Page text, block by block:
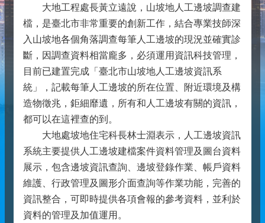
大地工程處長黃立遠說，山坡地人工邊坡調查建
檔，是臺北市非常重要的創新工作，結合專業技師深
入山坡地各個角落調查每筆人工邊坡的現況並確實診
斷，因調查資料相當龐多，必須運用資訊科技管理，
目前已建置完成「臺北市山坡地人工邊坡資訊系
統」，記載每筆人工邊坡的所在位置、附近環境及構
造物徵兆，鉅細靡遺，所有和人工邊坡有關的資訊，
都可以在這裡查的到。
大地處坡地住宅科長林士淵表示，人工邊坡資訊
系統主要提供人工邊坡建檔案件資料管理及圖台資料
展示，包含邊坡資訊查詢、邊坡登錄作業、帳戶資料
維護、行政管理及圖形介面查詢等作業功能，完善的
資訊整合，可即時提供各項會報的參考資料，並利於
資料的管理及加值運用。